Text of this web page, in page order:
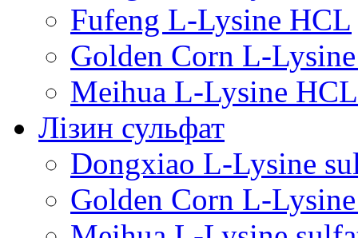
Fufeng L-Lysine HCL
Golden Corn L-
Meihua L-Lysine HCL
Лізин сульфат
Dongxiao L-Lysine
Golden Corn L-